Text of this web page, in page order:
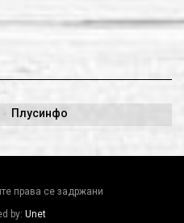
Плусинфо
права се задржани
by: Unet